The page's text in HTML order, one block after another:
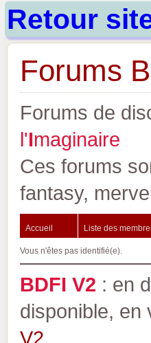
Retour
Forums
Forums de
l'Imaginaire
Ces forums
fantasy,
Accueil Liste des
Vous n'êtes pas identifié(e).
BDFI V2 : en
disponible, en
V2.